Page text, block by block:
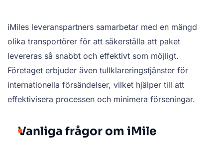
iMiles leveranspartners samarbetar med en mängd
olika transportörer för att säkerställa att paket
levereras så snabbt och effektivt som möjligt.
Företaget erbjuder även tullklareringstjänster för
internationella försändelser, vilket hjälper till att
effektivisera processen och minimera förseningar.
Vanliga frågor om iMile